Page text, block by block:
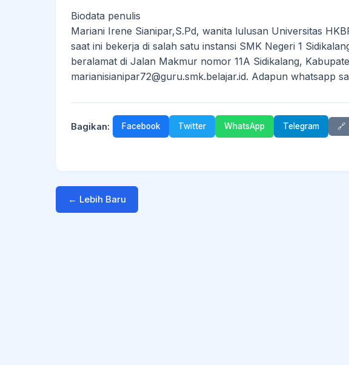
Biodata penulis
Mariani Irene Sianipar,S.Pd, wanita lulusan Universitas
saat ini bekerja di salah satu instansi SMK Negeri 1
beralamat di Jalan Makmur nomor 11A Sidikalang,
marianisianipar72@guru.smk.belajar.id. Adapun whatsapp
Bagikan: Facebook Twitter WhatsApp Telegram 🔗
← Lebih Baru